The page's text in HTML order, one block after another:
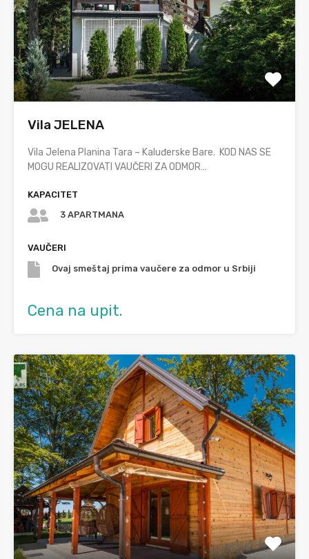
Vila JELENA
Vila Jelena Planina Tara – Kaluđerske Bare. KOD NAS SE
MOGU REALIZOVATI VAUČERI ZA ODMOR…
KAPACITET
3 APARTMANA
VAUČERI
Ovaj smeštaj prima vaučere za odmor u Srbiji
Cena na upit.